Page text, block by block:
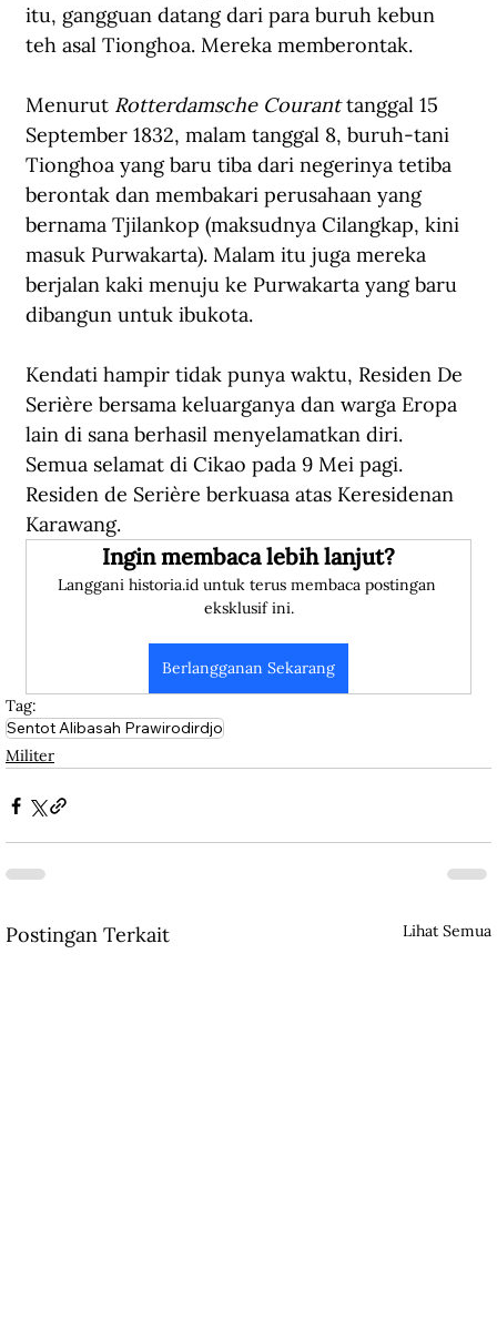
itu, gangguan datang dari para buruh kebun
teh asal Tionghoa. Mereka memberontak.
Menurut Rotterdamsche Courant tanggal 15
September 1832, malam tanggal 8, buruh-tani
Tionghoa yang baru tiba dari negerinya tetiba
berontak dan membakari perusahaan yang
bernama Tjilankop (maksudnya Cilangkap, kini
masuk Purwakarta). Malam itu juga mereka
berjalan kaki menuju ke Purwakarta yang baru
dibangun untuk ibukota.
Kendati hampir tidak punya waktu, Residen De
Serière bersama keluarganya dan warga Eropa
lain di sana berhasil menyelamatkan diri.
Semua selamat di Cikao pada 9 Mei pagi.
Residen de Serière berkuasa atas Keresidenan
Karawang.
Ingin membaca lebih lanjut?
Langgani historia.id untuk terus membaca postingan
eksklusif ini.
Berlangganan Sekarang
Tag:
Sentot Alibasah Prawirodirdjo
Militer
Postingan Terkait Lihat Semua